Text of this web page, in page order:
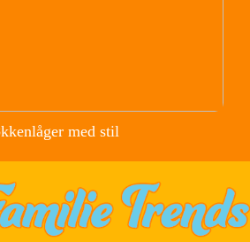
med stil